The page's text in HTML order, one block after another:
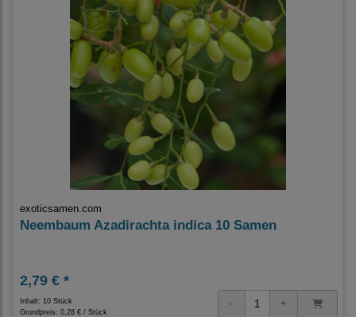
exoticsamen.com
Neembaum Azadirachta indica 10 Samen
2,79 € *
Inhalt: 10 Stück
Grundpreis: 0,28 € / Stück